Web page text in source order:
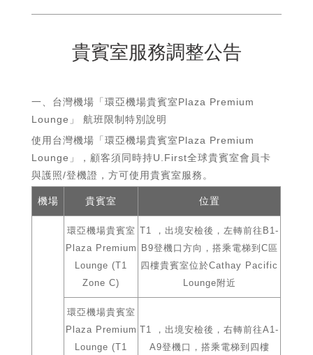
貴賓室服務調整公告
一、台灣機場「環亞機場貴賓室Plaza Premium
Lounge」 航班限制特別說明
使用台灣機場「環亞機場貴賓室Plaza Premium
Lounge」，顧客須同時持U.First全球貴賓室會員卡
與護照/登機證，方可使用貴賓室服務。
機場 貴賓室 位置
環亞機場貴賓室
Plaza Premium
Lounge (T1
Zone C)
T1 ，出境安檢後，左轉前往B1-
B9登機口方向，搭乘電梯到C區
四樓貴賓室位於Cathay Pacific
Lounge附近
環亞機場貴賓室
Plaza Premium
Lounge (T1
T1 ，出境安檢後，右轉前往A1-
A9登機口，搭乘電梯到四樓